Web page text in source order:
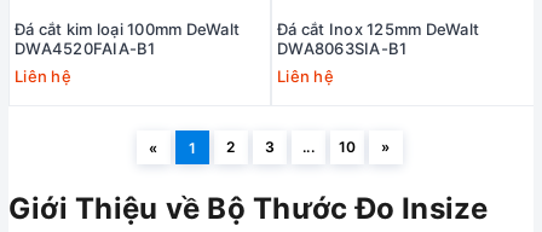
Đá cắt kim loại 100mm DeWalt
DWA4520FAIA-B1
Liên hệ
Đá cắt Inox 125mm DeWalt
DWA8063SIA-B1
Liên hệ
« 1 2 3 ... 10 »
Giới Thiệu về Bộ Thước Đo Insize